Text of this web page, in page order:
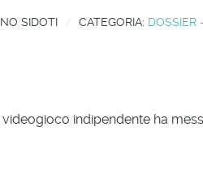
SIDOTI CATEGORIA: DOSSIER
indipendente ha